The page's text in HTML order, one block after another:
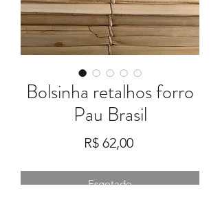
Bolsinha retalhos forro
Pau Brasil
R$ 62,00Preço
Esgotado